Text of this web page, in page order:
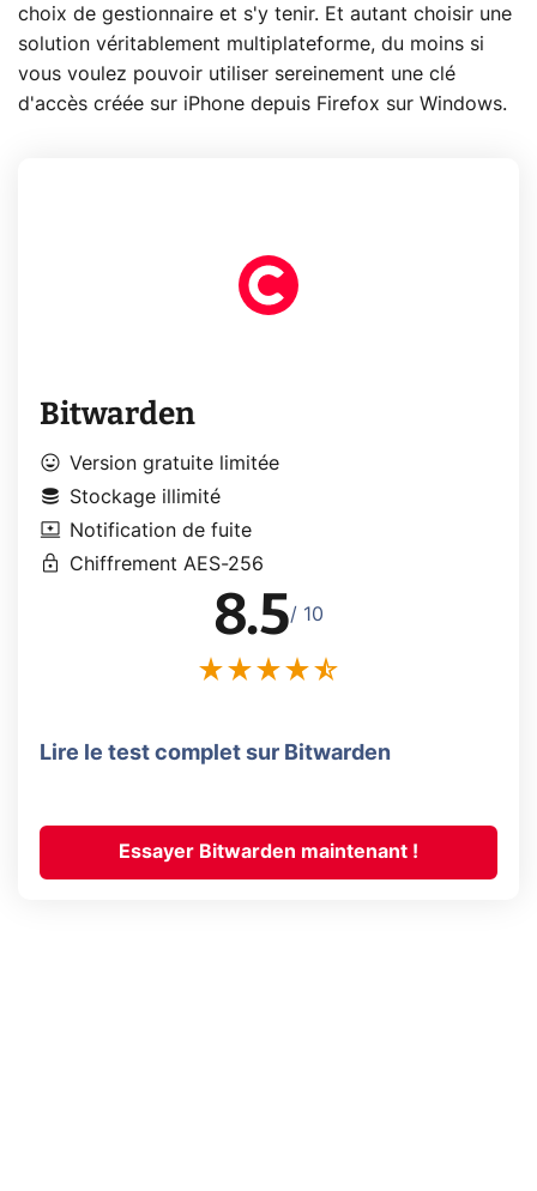
choix de gestionnaire et s'y tenir. Et autant choisir une
solution véritablement multiplateforme, du moins si
vous voulez pouvoir utiliser sereinement une clé
d'accès créée sur iPhone depuis Firefox sur Windows.
Bitwarden
mood Version gratuite limitée
database Stockage illimité
browse_activity Notification de fuite
lock Chiffrement AES-256
8.5/ 10
Lire le test complet sur Bitwarden
Essayer Bitwarden maintenant !